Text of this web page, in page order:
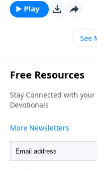
manifestación más
desinteresado.
Play
See